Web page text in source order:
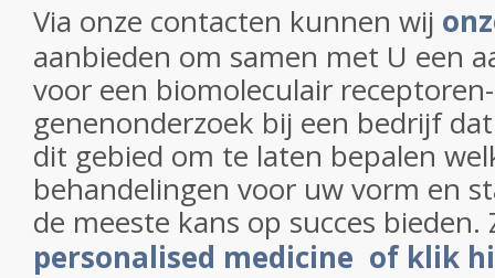
Via onze contacten kunnen wij
aanbieden om samen met U een
voor een biomoleculair
genenonderzoek bij een bedrijf
dit gebied om te laten bepalen
behandelingen voor uw vorm en
de meeste kans op succes
personalised medicine of klik